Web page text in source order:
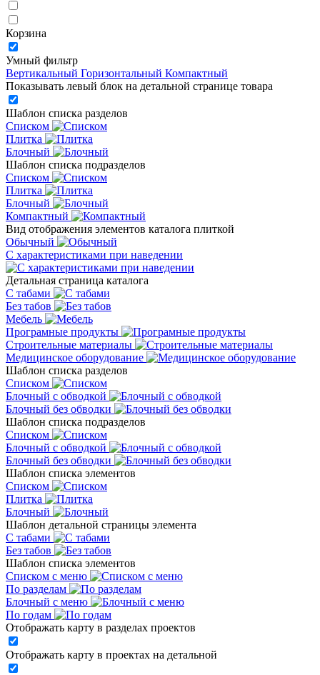
Корзина
Умный фильтр
Вертикальный Горизонтальный Компактный
Показывать левый блок на детальной странице товара
Шаблон списка разделов
Списком
Плитка
Блочный
Шаблон списка подразделов
Списком
Плитка
Блочный
Компактный
Вид отображения элементов каталога плиткой
Обычный
С характеристиками при наведении
Детальная страница каталога
С табами
Без табов
Мебель
Програмные продукты
Строительные материалы
Медицинское оборудование
Шаблон списка разделов
Списком
Блочный с обводкой
Блочный без обводки
Шаблон списка подразделов
Списком
Блочный с обводкой
Блочный без обводки
Шаблон списка элементов
Списком
Плитка
Блочный
Шаблон детальной страницы элемента
С табами
Без табов
Шаблон списка элементов
Списком c меню
По разделам
Блочный с меню
По годам
Отображать карту в разделах проектов
Отображать карту в проектах на детальной